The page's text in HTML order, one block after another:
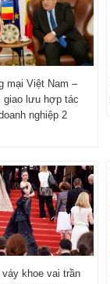
mại Việt Nam –
giao lưu hợp tác
nghiệp 2
khoe vai trần